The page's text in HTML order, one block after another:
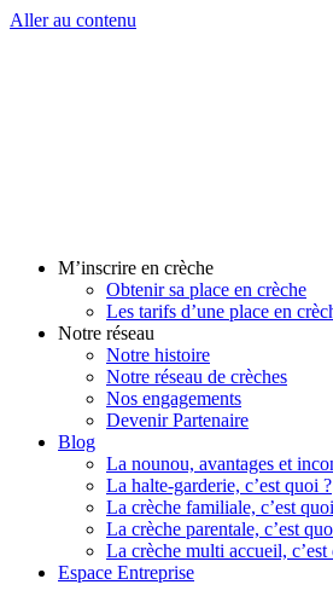
Aller au contenu
M’inscrire en crèche
Obtenir sa place en crèche
Les tarifs d’une place en
Notre réseau
Notre histoire
Notre réseau de crèches
Nos engagements
Devenir Partenaire
Blog
La nounou, avantages et
La halte-garderie, c’est quoi ?
La crèche familiale, c’est
La crèche parentale, c’est
La crèche multi accueil, c’est
Espace Entreprise